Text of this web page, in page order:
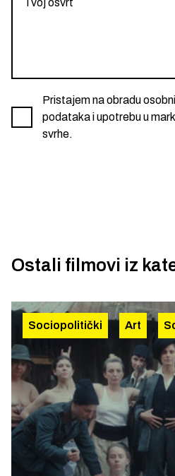
Pristajem na obradu
podataka i upotrebu u
svrhe.
Ostali filmovi iz
Sociopolitički Art